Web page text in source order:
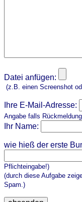
Datei anfügen:
(z.B. einen Screenshot
Ihre E-Mail-Adresse:
Angabe falls
Ihr Name:
wie hieß der erste
Pflichteingabe!)
(durch diese Aufgabe
Spam.)